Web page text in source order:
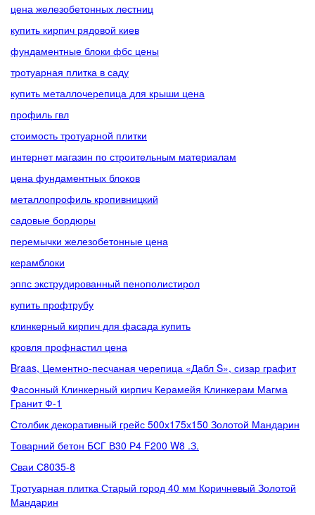
цена железобетонных лестниц
купить кирпич рядовой киев
фундаментные блоки фбс цены
тротуарная плитка в саду
купить металлочерепица для крыши цена
профиль гвл
стоимость тротуарной плитки
интернет магазин по строительным материалам
цена фундаментных блоков
металлопрофиль кропивницкий
садовые бордюры
перемычки железобетонные цена
керамблоки
эппс экструдированный пенополистирол
купить профтрубу
клинкерный кирпич для фасада купить
кровля профнастил цена
Braas, Цементно-песчаная черепица «Дабл S», сизар графит
Фасонный Клинкерный кирпич Керамейя Клинкерам Магма
Гранит Ф-1
Столбик декоративный грейс 500х175х150 Золотой Мандарин
Товарний бетон БСГ В30 Р4 F200 W8 .З.
Сваи С8035-8
Тротуарная плитка Старый город 40 мм Коричневый Золотой
Мандарин